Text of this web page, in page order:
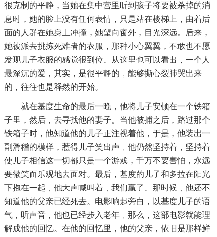
很克制的平静，当她在集中营里听到孩子将要被杀掉的消
息时，她的脸上没有任何表情，只是站在楼梯上，由着后
面的人群在她身上冲撞，她望向窗外，目光深远。后来，
她被派去挑拣死难者的衣服，那种小心翼翼，不敢也不愿
发现儿子衣服的感觉很到位。从这里也可以看出，一个人
最深沉的爱，其实，是很平静的，能够撕心裂肺哭出来
的，往往也是释然的开始。
就在基度生命的最后一晚，他将儿子安顿在一个铁箱
子里，然后，去寻找他的妻子。当他被捕之后，路过那个
铁箱子时，他知道他的儿子正注视着他，于是，他装出一
副滑稽的模样，惹得儿子笑出声，他仍然坚持着，坚持着
使儿子相信这一切都只是一个游戏，千万不要害怕，永远
要微笑而乐观地去面对。最后，基度的儿子和多拉在阳光
下抱在一起，他大声喊叫着，我们赢了。那时候，他还不
知道他的父亲已经死去。电影响起旁白，以基度儿子的语
气，听声音，他也已经步入老年，那么，这部电影就能理
解成他的回忆。在他的回忆里，他的父亲，依旧是那样鲜